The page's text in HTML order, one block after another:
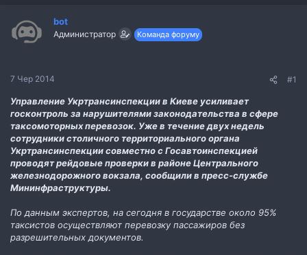
е
м
н
bot
Администратор Команда форуму
7 Чер 2014 #1
Управление Укртрансинспекции в Киеве усиливает
госконтроль за нарушителями законодательства в сфере
таксомоторных перевозок. Уже в течение двух недель
сотрудники столичного территориального органа
Укртрансинспекции совместно с Госавтоинспекцией
проводят рейдовые проверки в районе Центрального
железнодорожного вокзала, сообщили в пресс-службе
Мининфраструктуры.
По данным экспертов, на сегодня в государстве около 95%
таксистов осуществляют перевозку пассажиров без
разрешительных документов.